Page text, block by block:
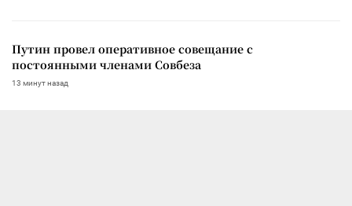
Путин провел оперативное совещание с
постоянными членами Совбеза
13 минут назад